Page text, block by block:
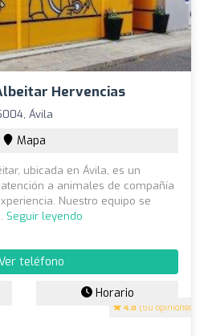
Hervencias
4.8 (50 opiniones)
Ávila
Mapa
ubicada en Ávila, es un
a animales de compañía
Nuestro equipo se
Seguir leyendo
teléfono
Horario